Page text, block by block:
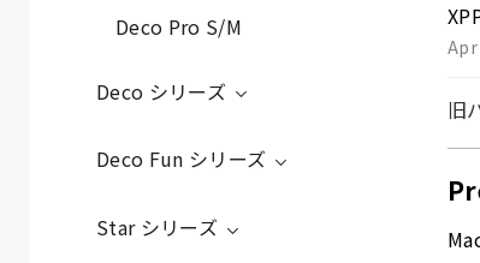
Deco Pro S/M
Deco シリーズ
Deco Fun シリーズ
Star シリーズ
Apr
旧